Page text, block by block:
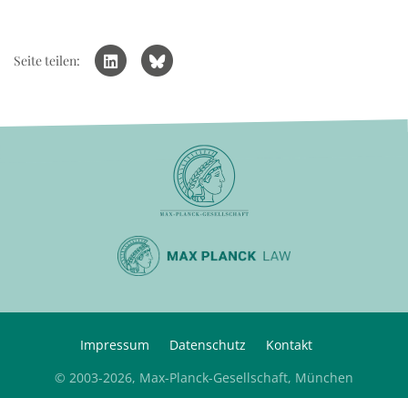
Seite teilen:
Impressum Datenschutz
Kontakt
© 2003-2026, Max-Planck-Gesellschaft, München